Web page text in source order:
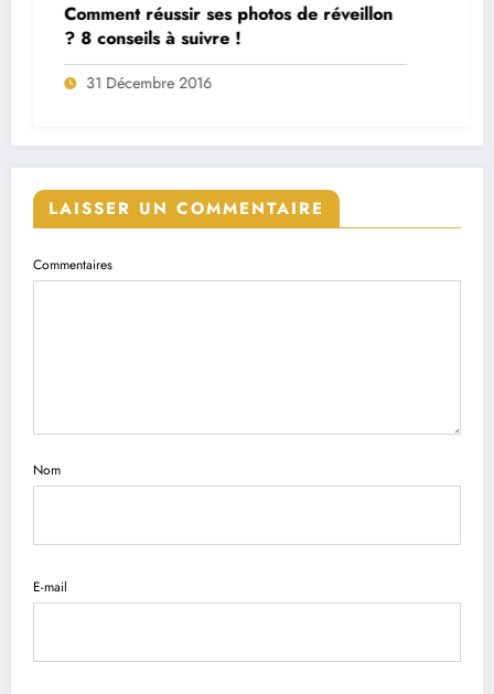
Comment réussir ses photos de réveillon
? 8 conseils à suivre !
31 Décembre 2016
LAISSER UN COMMENTAIRE
Commentaires
Nom
E-mail